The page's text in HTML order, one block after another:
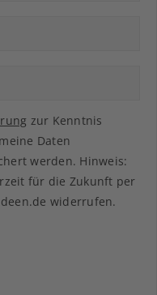
zur Kenntnis
Daten
werden. Hinweis:
für die Zukunft per
widerrufen.